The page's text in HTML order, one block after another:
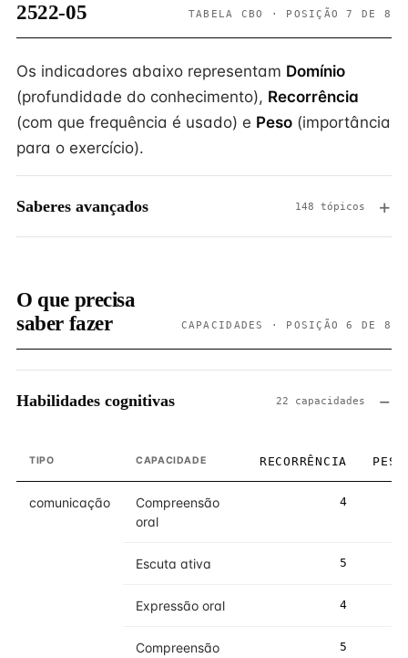
2522-05 TABELA CBO · POSIÇÃO 7 DE 8
Os indicadores abaixo representam Domínio
(profundidade do conhecimento), Recorrência
(com que frequência é usado) e Peso (importância
para o exercício).
Saberes avançados 148 tópicos
O que precisa
saber fazer
CAPACIDADES · POSIÇÃO 6 DE 8
Habilidades cognitivas 22 capacidades
TIPO CAPACIDADE RECORRÊNCIA PESO
comunicação
Compreensão
oral
4
Escuta ativa 5
Expressão oral 4
Compreensão
5